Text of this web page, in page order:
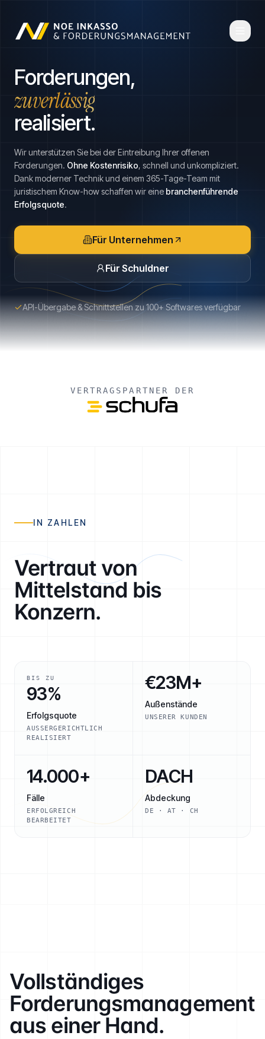
Forderungen,
zuverlässig
realisiert.
Wir unterstützen Sie bei der Eintreibung Ihrer offenen
Forderungen. Ohne Kostenrisiko, schnell und unkompliziert.
Dank moderner Technik und einem 365-Tage-Team mit
juristischem Know-how schaffen wir eine branchenführende
Erfolgsquote.
Für Unternehmen
Für Schuldner
API-Übergabe & Schnittstellen zu 100+ Softwares verfügbar
VERTRAGSPARTNER DER
IN ZAHLEN
Vertraut von
Mittelstand bis
Konzern.
BIS ZU
93%
Erfolgsquote
AUSSERGERICHTLICH R
EALISIERT
€23M+
Außenstände
UNSERER KUNDEN
14.000+
Fälle
ERFOLGREICH
BEARBEITET
DACH
Abdeckung
DE · AT · CH
Vollständiges
Forderungs­management
aus einer Hand.